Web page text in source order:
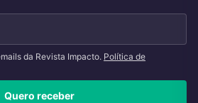
da Revista Impacto. Política de
Quero receber